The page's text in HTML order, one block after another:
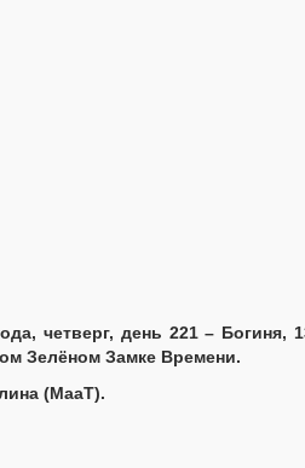
четверг, день 221 – Богиня,
Зелёном Замке Времени.
(МааТ).